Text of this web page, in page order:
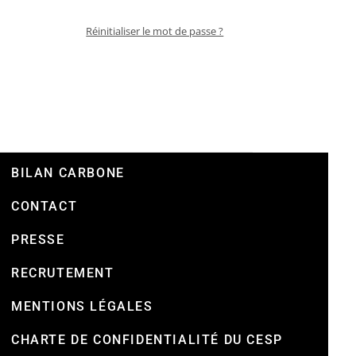
Réinitialiser le mot de passe ?
BILAN CARBONE
CONTACT
PRESSE
RECRUTEMENT
MENTIONS LÉGALES
CHARTE DE CONFIDENTIALITÉ DU CESP